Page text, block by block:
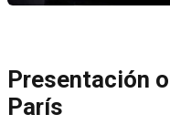
Presentación
París